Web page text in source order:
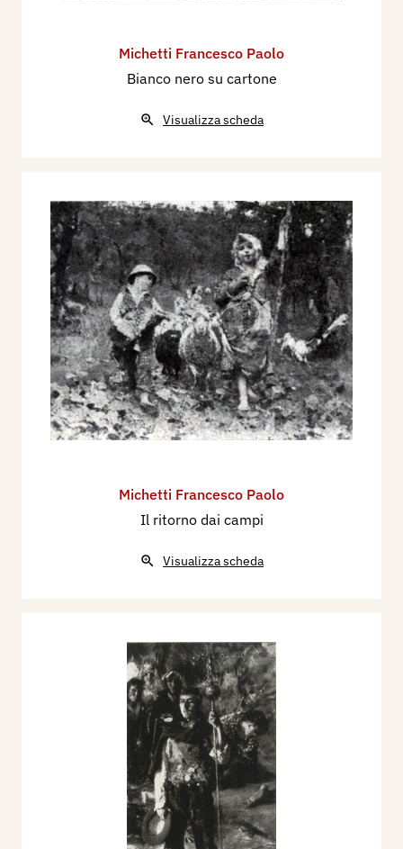
Michetti Francesco Paolo
Bianco nero su cartone
Visualizza scheda
Michetti Francesco Paolo
Il ritorno dai campi
Visualizza scheda